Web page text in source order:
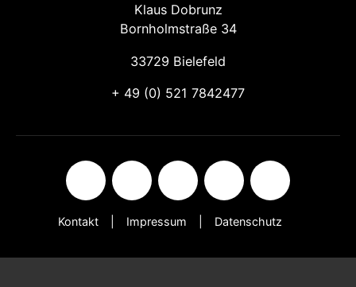
Klaus Dobrunz
Bornholmstraße 34
33729 Bielefeld
+ 49 (0) 521 7842477
Kontakt Impressum Datenschutz